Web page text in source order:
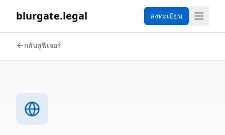
blurgate.legal ลงทะเบียน
กลับสู่ฟีเจอร์